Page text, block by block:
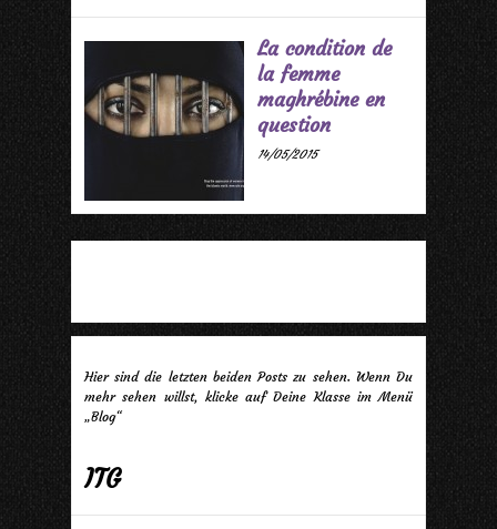
La condition de
la femme
maghrébine en
question
14/05/2015
Hier sind die letzten beiden Posts zu sehen. Wenn Du
mehr sehen willst, klicke auf Deine Klasse im Menü
„Blog“
ITG